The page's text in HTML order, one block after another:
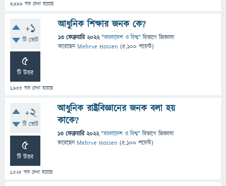
4,999 বার দেখা হয়েছে
+1
টি ভোট
5
টি উত্তর
1,955 বার দেখা হয়েছে
আধুনিক শিক্ষার জনক কে?
13 ফেব্রুয়ারি 2022 "বাংলাদেশ ও বিশ্ব" বিভাগে জিজ্ঞাসা
করেছেনMehrve Hossen (5,100 পয়েন্ট)
+2
টি ভোট
5
টি উত্তর
1,525 বার দেখা হয়েছে
আধুনিক রাষ্ট্রবিজ্ঞানের জনক বলা হয়
কাকে?
13 ফেব্রুয়ারি 2022 "বাংলাদেশ ও বিশ্ব" বিভাগে জিজ্ঞাসা
করেছেনMehrve Hossen (5,100 পয়েন্ট)